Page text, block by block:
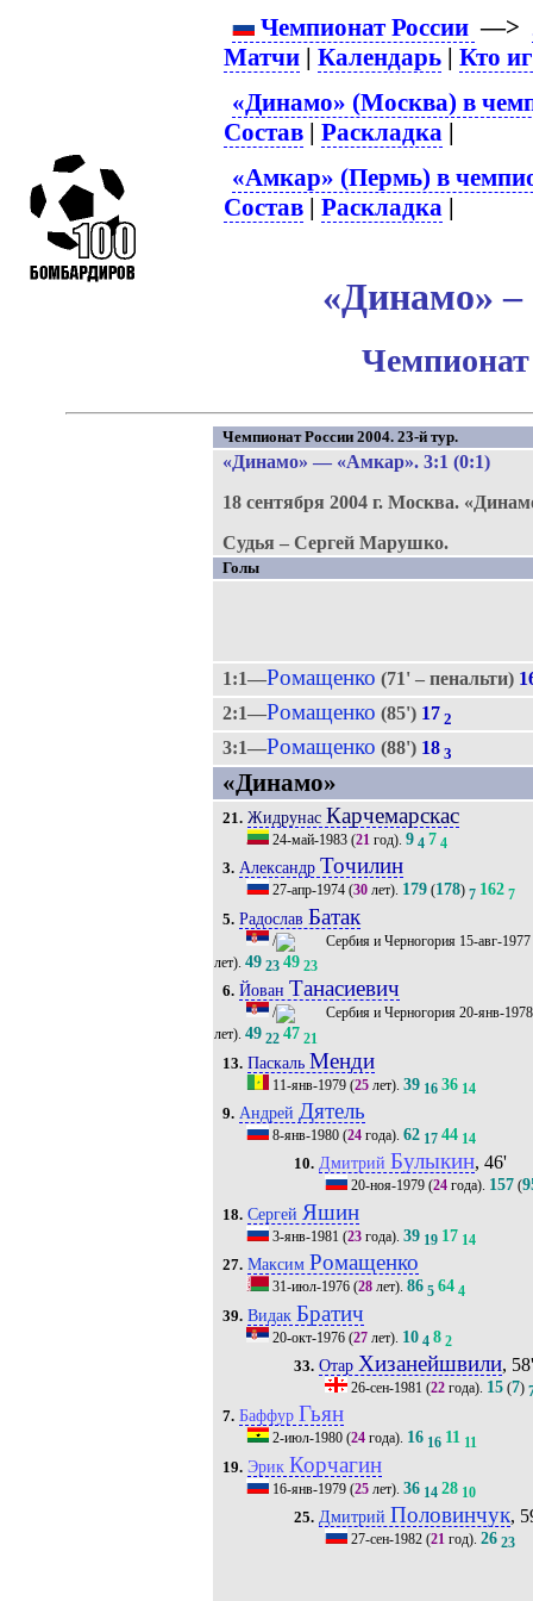
Чемпионат России —>
Матчи |Календарь |Кто
«Динамо» (Москва) в
Состав |Раскладка |
«Амкар» (Пермь) в
Состав |Раскладка |
«Динамо»
Чемпионат
Чемпионат России 2004. 23-й тур.
«Динамо» — «Амкар». 3:1 (0:1)
18 сентября 2004 г. Москва.
Судья – Сергей Марушко.
Голы
1:1—Ромащенко (71' – пенальти)
2:1—Ромащенко (85') 17 2
3:1—Ромащенко (88') 18 3
«Динамо»
21. Жидрунас Карчемарскас
24-май-1983(21год). 9 4 7 4
3. Александр Точилин
27-апр-1974(30лет). 179(178) 7 162 7
5. Радослав Батак
/ 15-авг-1977
лет). 49 23 49 23
6. Йован Танасиевич
/
20-янв-1978
лет). 49 22 47 21
13. Паскаль Менди
11-янв-1979(25лет). 39 16 36 14
9. Андрей Дятель
8-янв-1980(24года). 62 17 44 14
10. Дмитрий Булыкин, 46'
20-ноя-1979 (24 года). 157 (
18. Сергей Яшин
3-янв-1981 (23года). 39 19 17 14
27. Максим Ромащенко
31-июл-1976(28лет). 86 5 64 4
39. Видак Братич
20-окт-1976(27лет). 10 4 8 2
33. Отар Хизанейшвили, 58'
26-сен-1981 (22 года). 15 (7)
7. Баффур Гьян
2-июл-1980(24года). 16 16 11 11
19. Эрик Корчагин
16-янв-1979(25лет). 36 14 28 10
25. Дмитрий Половинчук,
27-сен-1982 (21 год).26 23